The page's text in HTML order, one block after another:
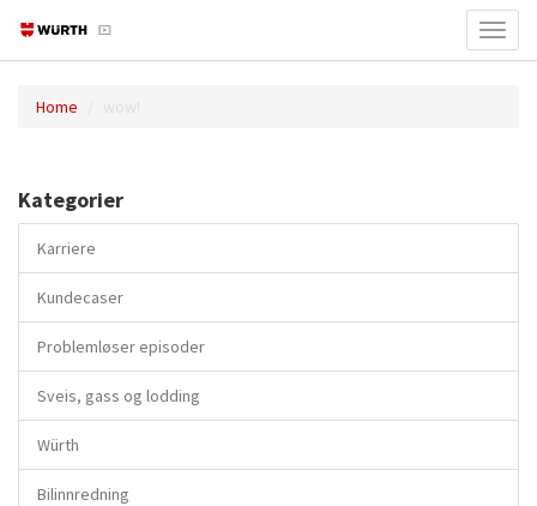
Home wow!
Kategorier
Karriere
Kundecaser
Problemløser episoder
Sveis, gass og lodding
Würth
Bilinnredning